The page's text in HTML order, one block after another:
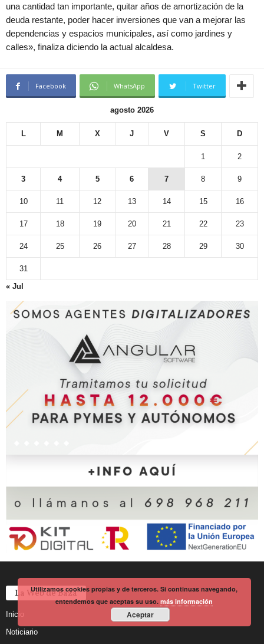
una cantidad tan importante, quitar años de amortización de la
deuda restante, poder hacer inversiones que van a mejorar las
dependencias y espacios municipales, así como jardines y
calles», finaliza diciendo la actual alcaldesa.
Facebook WhatsApp Twitter
agosto 2026
L M X J V S D
1 2
3 4 5 6 7 8 9
10 11 12 13 14 15 16
17 18 19 20 21 22 23
24 25 26 27 28 29 30
31
« Jul
La Web de Baza
Inicio
Noticiario
Utilizamos cookies propias y de terceros. Si continuas navegando,
entendemos que aceptas su uso.más información
Aceptar